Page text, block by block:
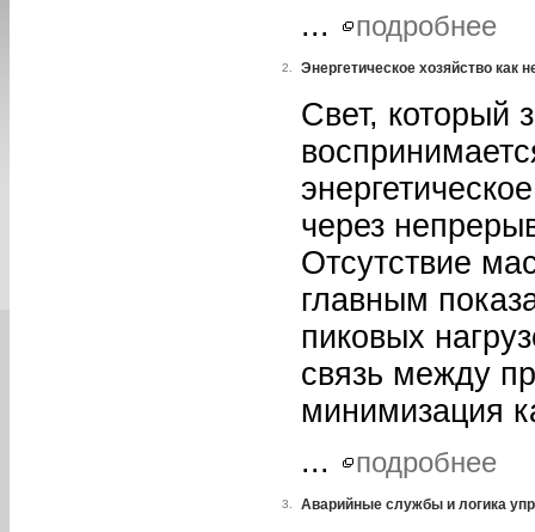
...
подробнее
2. Энергетическое хозяйство как
Свет, который
через
Отсутствие
главным
пиковых
связь между
минимизация
...
подробнее
3. Аварийные службы и логика